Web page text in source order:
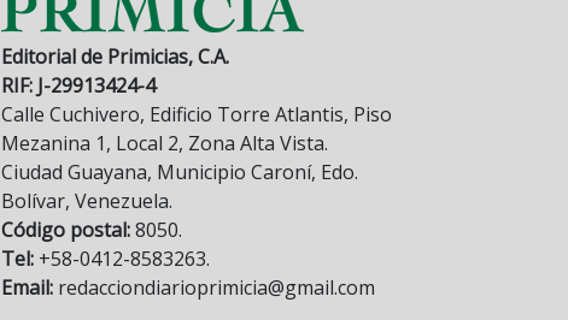
Editorial de Primicias, C.A.
RIF: J-29913424-4
Calle Cuchivero, Edificio Torre Atlantis, Piso
Mezanina 1, Local 2, Zona Alta Vista.
Ciudad Guayana, Municipio Caroní, Edo.
Bolívar, Venezuela.
Código postal:8050.
Tel: +58-0412-8583263.
Email: redacciondiarioprimicia@gmail.com